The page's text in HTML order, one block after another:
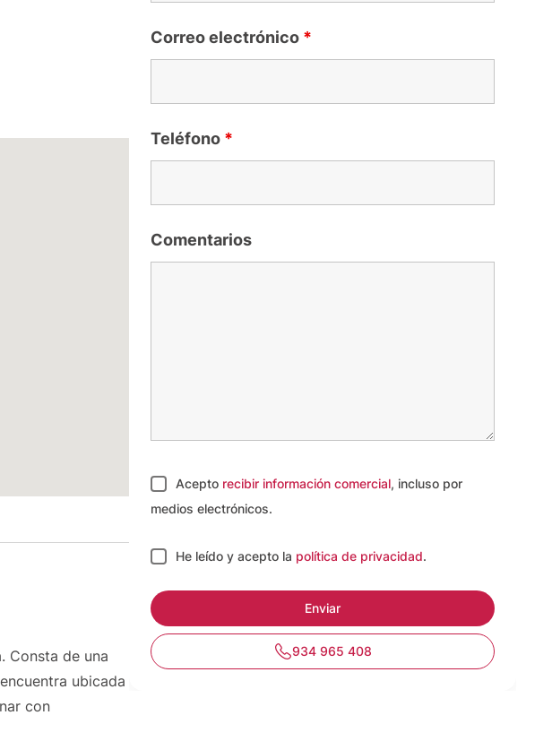
Consta de una
ubicada
con
Correo electrónico *
Teléfono *
Comentarios
Acepto recibir información comercial, incluso por
medios electrónicos.
He leído y acepto la política de privacidad.
934 965 408